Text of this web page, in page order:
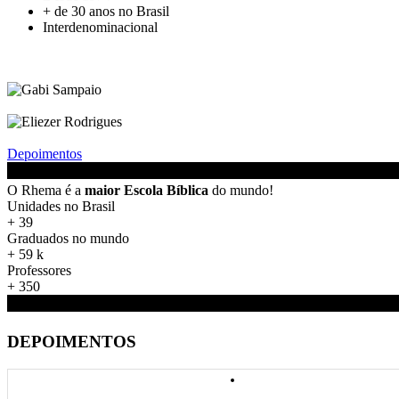
+ de 30 anos no Brasil
Interdenominacional
Depoimentos
O Rhema é a maior Escola Bíblica do mundo!
Unidades no Brasil
+ 39
Graduados no mundo
+ 59 k
Professores
+ 350
DEPOIMENTOS